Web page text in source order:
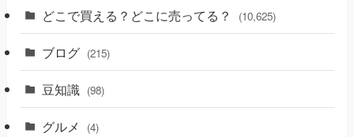
どこで買える？どこに売ってる？ (10,625)
ブログ (215)
豆知識 (98)
グルメ (4)